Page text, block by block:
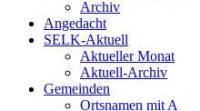
Archiv
Angedacht
SELK-Aktuell
Aktueller Monat
Aktuell-Archiv
Gemeinden
Ortsnamen mit A